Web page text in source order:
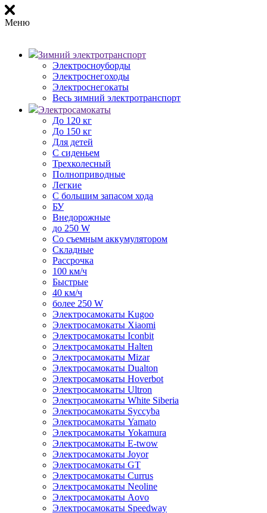
Меню
Зимний электротранспорт
Электросноуборды
Электроснегоходы
Электроснегокаты
Весь зимний электротранспорт
Электросамокаты
До 120 кг
До 150 кг
Для детей
С сиденьем
Трехколесный
Полноприводные
Легкие
С большим запасом хода
БУ
Внедорожные
до 250 W
Со съемным аккумулятором
Складные
Рассрочка
100 км/ч
Быстрые
40 км/ч
более 250 W
Электросамокаты Kugoo
Электросамокаты Xiaomi
Электросамокаты Iconbit
Электросамокаты Halten
Электросамокаты Mizar
Электросамокаты Dualton
Электросамокаты Hoverbot
Электросамокаты Ultron
Электросамокаты White Siberia
Электросамокаты Syccyba
Электросамокаты Yamato
Электросамокаты Yokamura
Электросамокаты E-twow
Электросамокаты Joyor
Электросамокаты GT
Электросамокаты Currus
Электросамокаты Neoline
Электросамокаты Aovo
Электросамокаты Speedway